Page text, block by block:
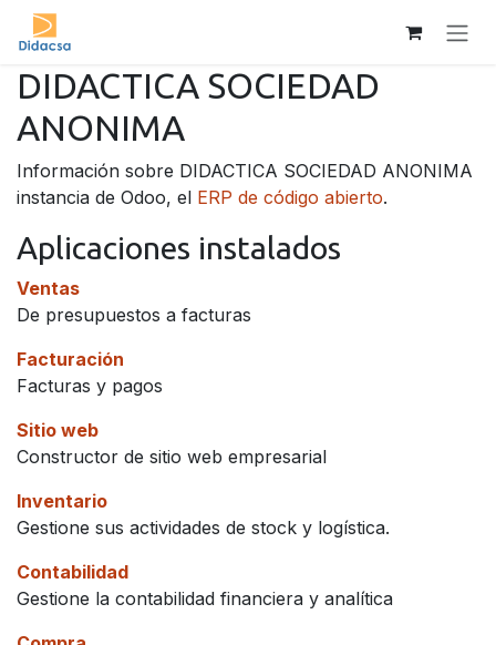
Ir al contenido
DIDACTICA SOCIEDAD
ANONIMA
Información sobre DIDACTICA SOCIEDAD ANONIMA
instancia de Odoo, el ERP de código abierto.
Aplicaciones instalados
Ventas
De presupuestos a facturas
Facturación
Facturas y pagos
Sitio web
Constructor de sitio web empresarial
Inventario
Gestione sus actividades de stock y logística.
Contabilidad
Gestione la contabilidad financiera y analítica